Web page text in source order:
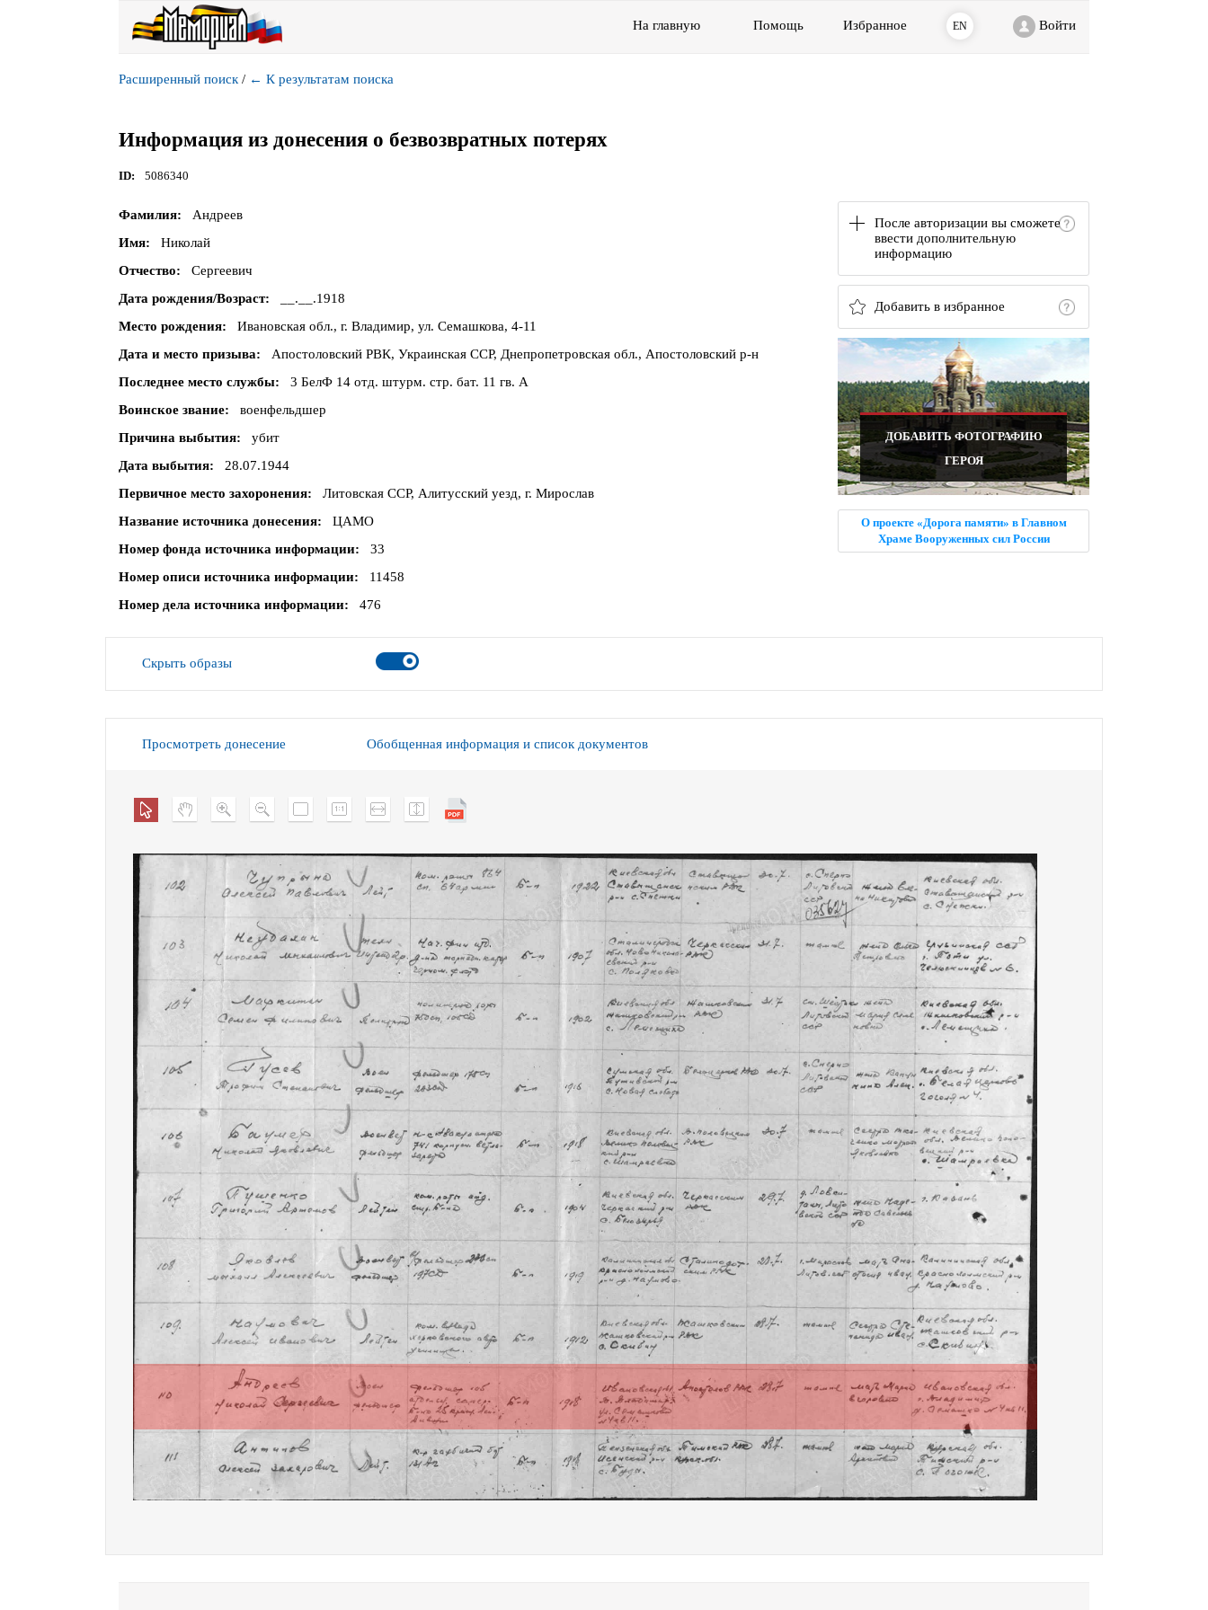
На главную Помощь Избранное EN Войти
Расширенный поиск / ← К результатам поиска
Информация из донесения о безвозвратных потерях
ID 5086340
После авторизации вы сможете
ввести дополнительную
информацию
Добавить в избранное
ДОБАВИТЬ ФОТОГРАФИЮ
ГЕРОЯ
О проекте «Дорога памяти» в Главном
Храме Вооруженных сил России
Фамилия
Андреев
Имя
Николай
Отчество
Сергеевич
Дата рождения/Возраст
__.__.1918
Место рождения
Ивановская обл., г. Владимир, ул. Семашкова, 4-11
Дата и место призыва
Апостоловский РВК, Украинская ССР, Днепропетровская обл., Апостоловский р-н
Последнее место службы
3 БелФ 14 отд. штурм. стр. бат. 11 гв. А
Воинское звание
военфельдшер
Причина выбытия
убит
Дата выбытия
28.07.1944
Первичное место захоронения
Литовская ССР, Алитусский уезд, г. Мирослав
Название источника донесения
ЦАМО
Номер фонда источника информации
33
Номер описи источника информации
11458
Номер дела источника информации
476
Скрыть образы
Просмотреть донесение Обобщенная информация и список документов